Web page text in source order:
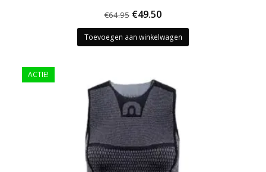
€64.95 Oorspronkelijke
prijs
was:
€49.50Huidige
prijs
is:
Toevoegen aan winkelwagen
ACTIE!